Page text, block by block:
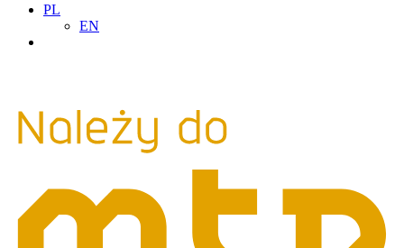
PL
EN